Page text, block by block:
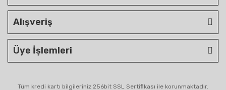
Alışveriş
Üye İşlemleri
Tüm kredi kartı bilgileriniz 256bit SSL Sertifikası ile korunmaktadır.